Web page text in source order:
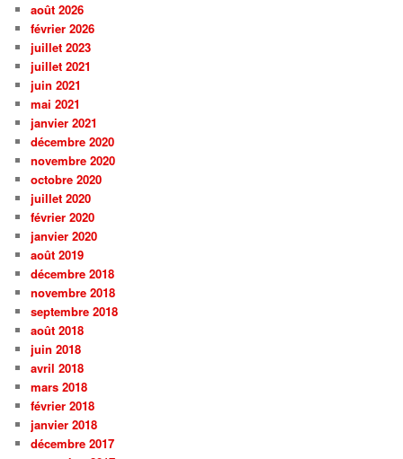
août 2026
février 2026
juillet 2023
juillet 2021
juin 2021
mai 2021
janvier 2021
décembre 2020
novembre 2020
octobre 2020
juillet 2020
février 2020
janvier 2020
août 2019
décembre 2018
novembre 2018
septembre 2018
août 2018
juin 2018
avril 2018
mars 2018
février 2018
janvier 2018
décembre 2017